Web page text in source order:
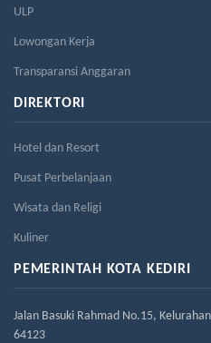
ULP
Lowongan Kerja
Transparansi Anggaran
DIREKTORI
Hotel dan Resort
Pusat Perbelanjaan
Wisata dan Religi
Kuliner
PEMERINTAH KOTA KEDIRI
Jalan Basuki Rahmad No.15,
64123